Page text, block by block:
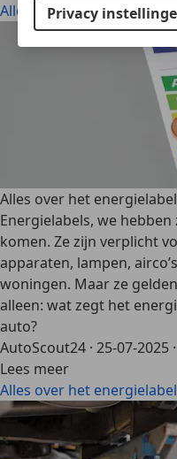
Privacy
Alles bekijken
Alles over het
Energielabels, we
komen. Ze zijn verplicht
apparaten, lampen,
woningen. Maar ze
alleen: wat zegt het
auto?
AutoScout24 · 25-07-2025 ·
Lees meer
Alles over het